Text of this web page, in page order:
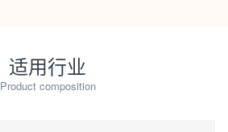
适用行业
Product composition